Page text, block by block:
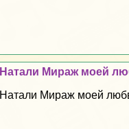
Натали Мираж моей
Натали Мираж моей